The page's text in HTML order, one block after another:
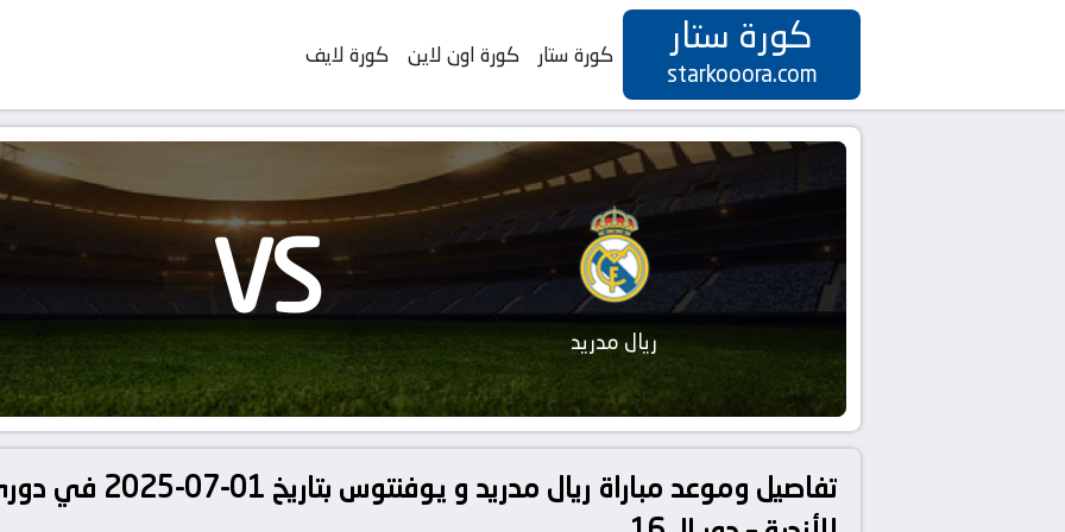
كورة ستار
starkooora.com
كورة ستار كورة اون لاين كورة لايف
ريال مدريد VS
تفاصيل وموعد مباراة